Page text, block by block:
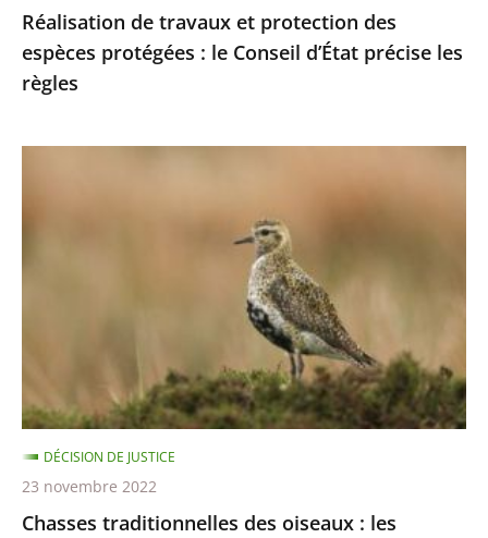
précise
les
règles
Réalisation de travaux et protection des
espèces protégées : le Conseil d’État précise les
règles
2022
sont
illégales
Chasses traditionnelles des oiseaux : les
DÉCISION DE JUSTICE
23 novembre 2022